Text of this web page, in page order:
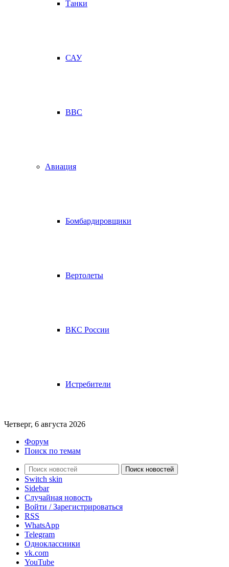
Танки
САУ
ВВС
Авиация
Бомбардировщики
Вертолеты
ВКС России
Истребители
Четверг, 6 августа 2026
Форум
Поиск по темам
Поиск новостей
Switch skin
Sidebar
Случайная новость
Войти / Зарегистрироваться
RSS
WhatsApp
Telegram
Одноклассники
vk.com
YouTube